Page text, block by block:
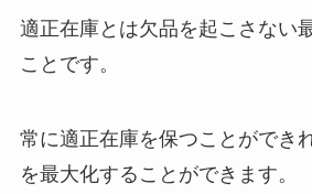
適正在庫とは欠品を起こさない
ことです。
常に適正在庫を保つことができ
を最大化することができます。